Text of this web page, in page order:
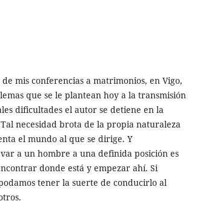
mis conferencias a matrimonios, en Vigo,
que se le plantean hoy a la transmisión
dificultades el autor se detiene en la
necesidad brota de la propia naturaleza
el mundo al que se dirige. Y
a un hombre a una definida posición es
donde está y empezar ahí. Si
tener la suerte de conducirlo al